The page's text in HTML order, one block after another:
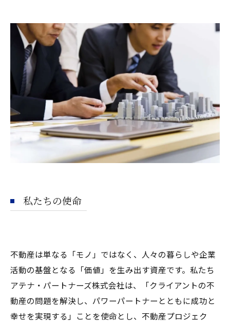
私たちの使命
不動産は単なる「モノ」ではなく、人々の暮らしや企業
活動の基盤となる「価値」を生み出す資産です。私たち
アテナ・パートナーズ株式会社は、「クライアントの不
動産の問題を解決し、パワーパートナーとともに成功と
幸せを実現する」ことを使命とし、不動産プロジェク